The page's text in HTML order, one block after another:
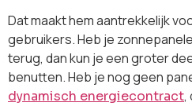
Dat maakt hem aantrekkelijk
gebruikers. Heb je
terug, dan kun je een groter
benutten. Heb je nog geen
dynamisch energiecontract,